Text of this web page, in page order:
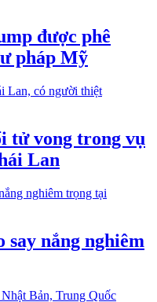
được phê
pháp Mỹ
tử vong trong vụ
Lan
say nắng nghiêm